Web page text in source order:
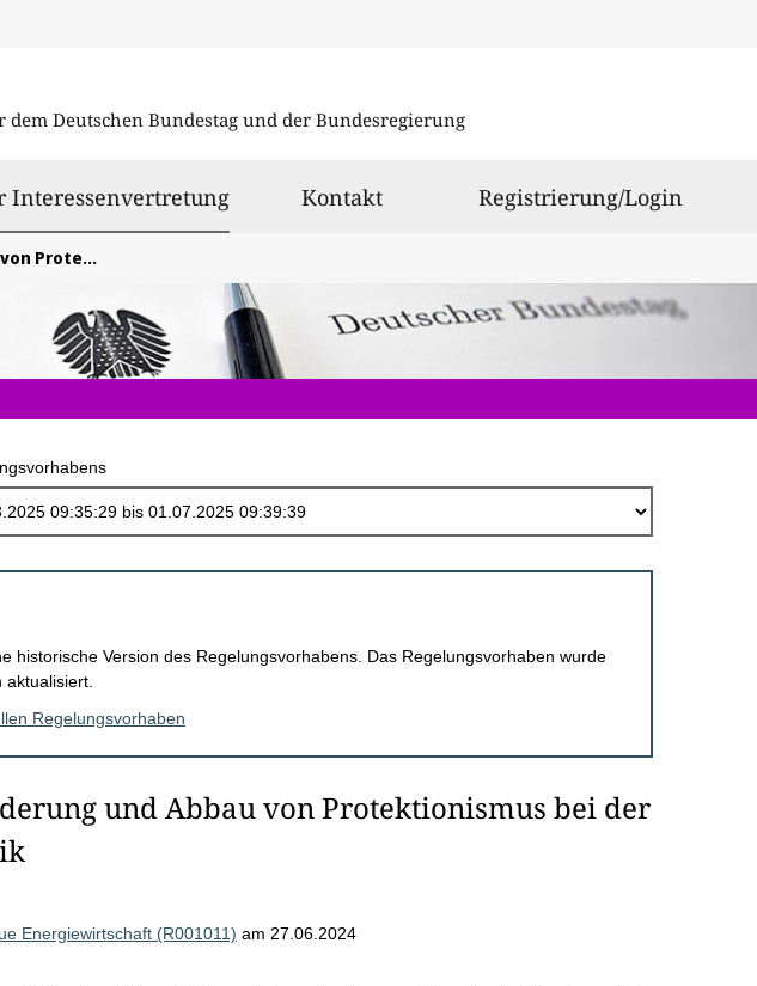
dem Deutschen Bundestag und der Bundesregierung
Interessenvertretungausgewählt
Kontakt Registrierung/Login
der Photovoltaik
historische Version des Regelungsvorhabens. Das Regelungsvorhaben wurde
aktualisiert.
Regelungsvorhaben
und Abbau von Protektionismus bei der
Energiewirtschaft (R001011) am 27.06.2024